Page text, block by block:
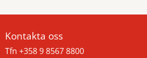
Kontakta oss
Tfn +358 9 8567 8800